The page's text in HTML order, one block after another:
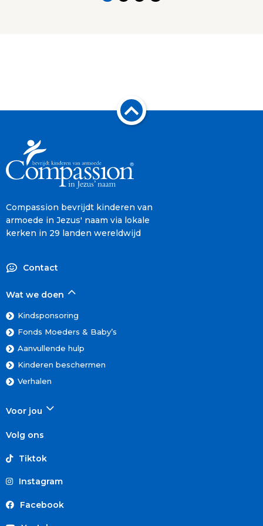
Compassion bevrijdt kinderen van
armoede in Jezus' naam via lokale
kerken in 29 landen wereldwijd
Contact
Wat we doen
Kindsponsoring
Fonds Moeders & Baby’s
Aanvullende hulp
Kinderen beschermen
Verhalen
Voor jou
Volg ons
Tiktok
Instagram
Facebook